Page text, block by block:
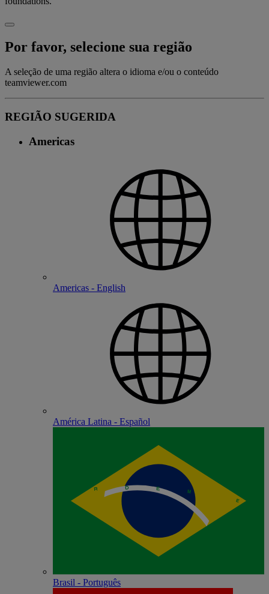
Por favor, selecione sua região
A seleção de uma região altera o idioma e/ou o conteúdo
teamviewer.com
REGIÃO SUGERIDA
Americas
Americas - English
América Latina - Español
Brasil - Português